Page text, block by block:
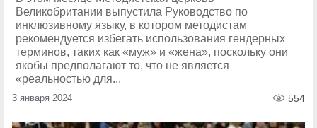
Великобритании выпустила Руководство по
инклюзивному языку, в котором методистам
рекомендуется избегать использования гендерных
терминов, таких как «муж» и «жена», поскольку они
якобы предполагают то, что не является
«реальностью для...
3 января 2024 554